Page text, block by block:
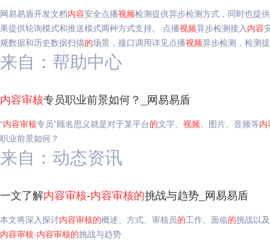
网易易盾开发文档内容安全点播视频检测提供异步检测方式，同时也提
果提供轮询模式和推送模式两种方式支持。 点播视频异步检测接入内容
规数据和历史数据扫描的场景，接口调用详见点播视频异步检测，检测
来自：帮助中心
内容审核专员职业前景如何？_网易易盾
“内容审核专员”顾名思义就是对于某平台的文字、 视频、图片、音频等内
职业前景如何？
来自：动态资讯
一文了解内容审核-内容审核的挑战与趋势_网易易盾
本文将深入探讨内容审核的概述、方式、审核员的工作、面临的挑战以
内容审核-内容审核的挑战与趋势